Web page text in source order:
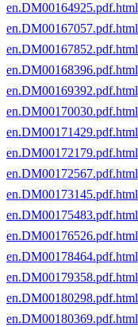
en.DM00164925.pdf.html
en.DM00167057.pdf.html
en.DM00167852.pdf.html
en.DM00168396.pdf.html
en.DM00169392.pdf.html
en.DM00170030.pdf.html
en.DM00171429.pdf.html
en.DM00172179.pdf.html
en.DM00172567.pdf.html
en.DM00173145.pdf.html
en.DM00175483.pdf.html
en.DM00176526.pdf.html
en.DM00178464.pdf.html
en.DM00179358.pdf.html
en.DM00180298.pdf.html
en.DM00180369.pdf.html